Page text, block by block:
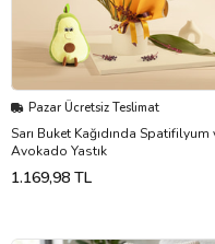
Pazar Ücretsiz Teslimat
Sarı Buket Kağıdında Spatifilyum
Avokado Yastık
1.169,98 TL